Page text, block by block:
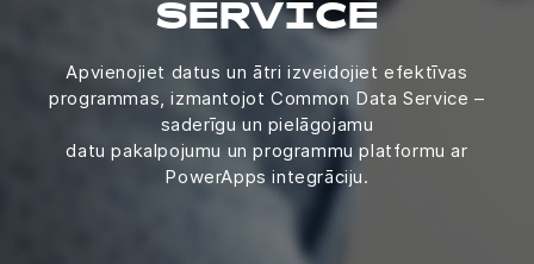
SERVICE
Apvienojiet datus un ātri izveidojiet efektīvas
programmas, izmantojot Common Data Service –
saderīgu un pielāgojamu
datu pakalpojumu un programmu platformu ar
PowerApps integrāciju.